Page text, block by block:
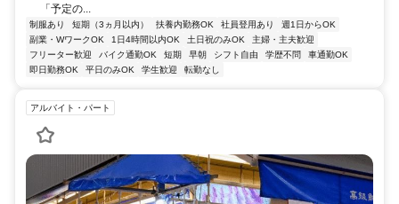
「予定の...
制服あり 短期（3ヵ月以内） 扶養内勤務OK 社員登用あり
週1日からOK
副業・WワークOK
1日4時間以内OK 土日祝のみOK
主婦・主夫歓迎
フリーター歓迎
バイク通勤OK 短期 早朝 シフト自由 学歴不問
車通勤OK
即日勤務OK
平日のみOK 学生歓迎 転勤なし
アルバイト・パート